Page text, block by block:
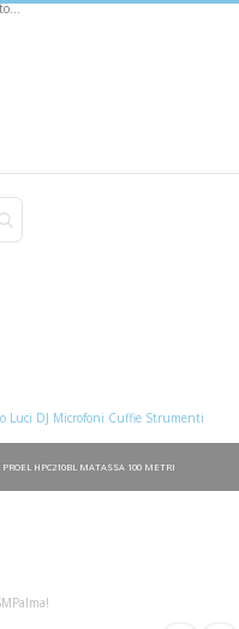
Luci DJ Microfoni Cuffie Strumenti
PROEL HPC210BL MATASSA 100 METRI